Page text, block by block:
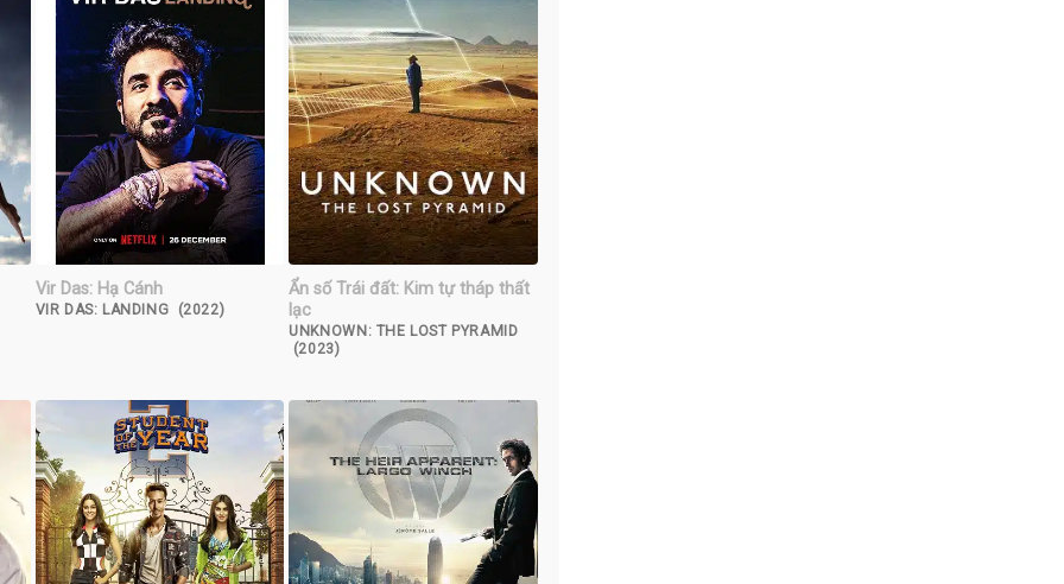
Vir Das: Hạ Cánh
VIR DAS: LANDING (2022)
Ẩn số Trái đất: Kim tự tháp thất
lạc
UNKNOWN: THE LOST PYRAMID
(2023)